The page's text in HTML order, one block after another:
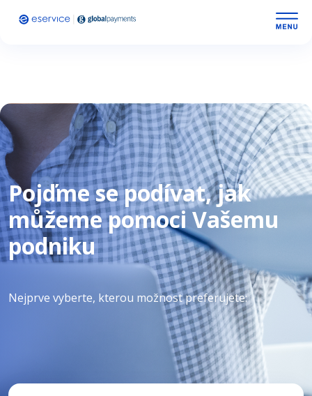
Pojďme se podívat, jak
můžeme pomoci Vašemu
podniku
Nejprve vyberte, kterou možnost preferujete: